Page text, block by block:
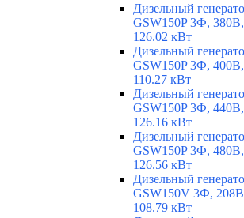
Дизельный
GSW150P 3Ф, 380В,
126.02 кВт
Дизельный
GSW150P 3Ф, 400В,
110.27 кВт
Дизельный
GSW150P 3Ф, 440В,
126.16 кВт
Дизельный
GSW150P 3Ф, 480В,
126.56 кВт
Дизельный
GSW150V 3Ф,
108.79 кВт